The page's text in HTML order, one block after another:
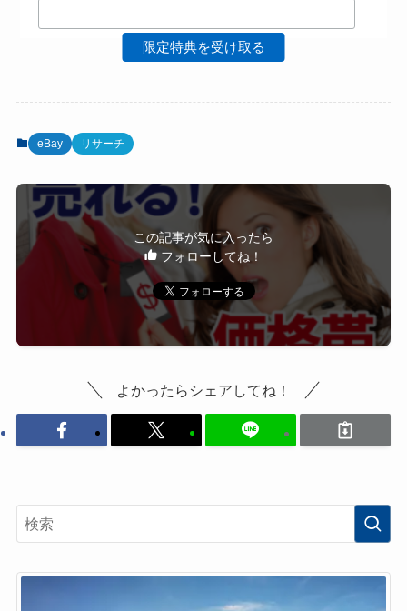
eBay リサーチ
この記事が気に入ったら
フォローしてね！
よかったらシェアしてね！